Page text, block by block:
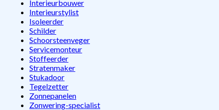
Interieurbouwer
Interieurstylist
Isoleerder
Schilder
Schoorsteenveger
Servicemonteur
Stoffeerder
Stratenmaker
Stukadoor
Tegelzetter
Zonnepanelen
Zonwering-specialist